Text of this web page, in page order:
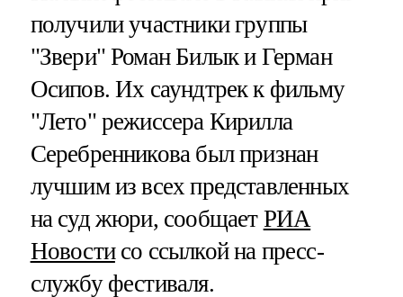
получили участники группы
"Звери" Роман Билык и Герман
Осипов. Их саундтрек к фильму
"Лето" режиссера Кирилла
Серебренникова был признан
лучшим из всех представленных
на суд жюри, сообщает РИА
Новостисо ссылкой на пресс-
службу фестиваля.